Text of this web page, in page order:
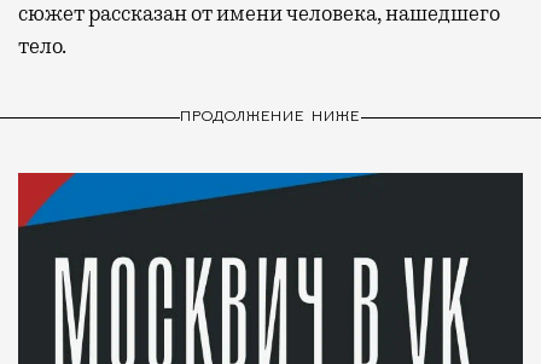
сюжет рассказан от имени человека, нашедшего
тело.
ПРОДОЛЖЕНИЕ НИЖЕ